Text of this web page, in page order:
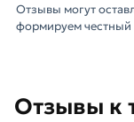
Отзывы к
Отзывы могут
формируем честный